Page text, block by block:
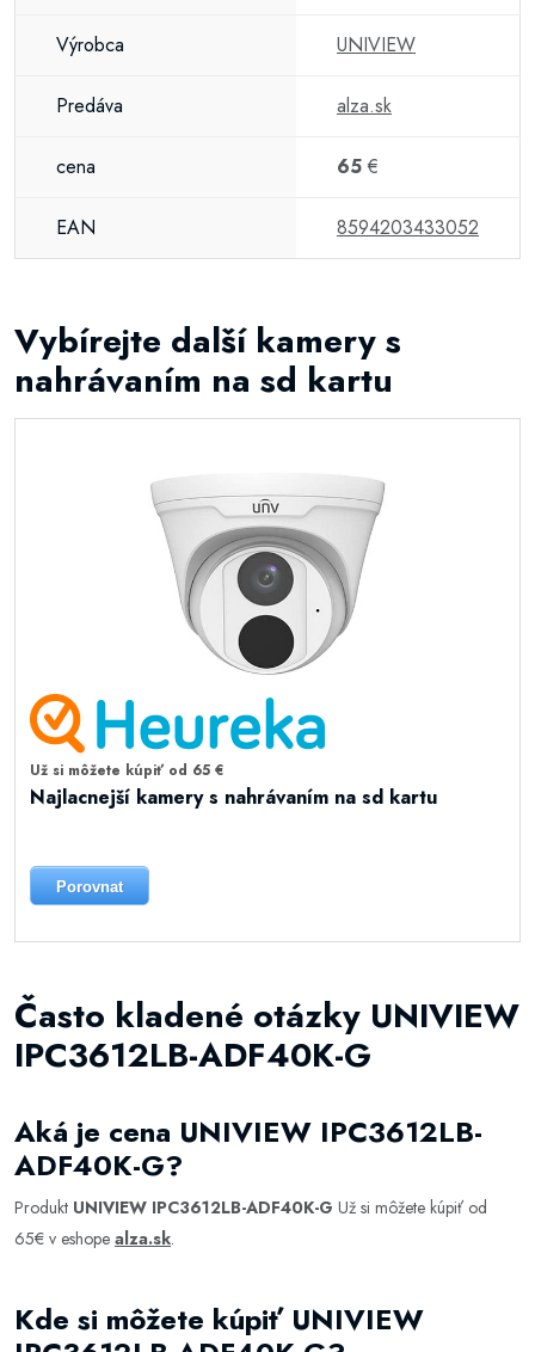
Výrobca UNIVIEW
Predáva alza.sk
cena 65 €
EAN 8594203433052
Vybírejte další kamery s
nahrávaním na sd kartu
Už si môžete kúpiť od 65 €
Najlacnejší kamery s nahrávaním na sd kartu
Porovnat
Často kladené otázky UNIVIEW
IPC3612LB-ADF40K-G
Aká je cena UNIVIEW IPC3612LB-
ADF40K-G?
Produkt UNIVIEW IPC3612LB-ADF40K-G Už si môžete kúpiť od
65€ v eshope alza.sk.
Kde si môžete kúpiť UNIVIEW